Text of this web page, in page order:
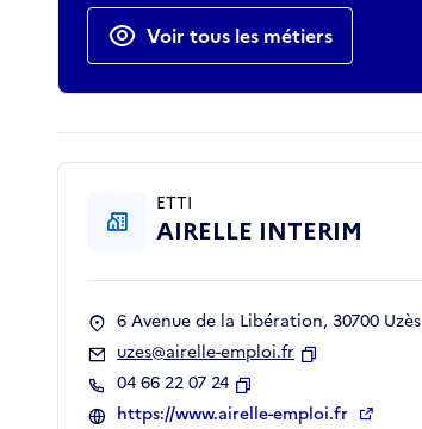
Actions rapides
Voir tous les métiers
ETTI
AIRELLE INTERIM
6 Avenue de la Libération, 30700 Uzès
uzes@airelle-emploi.fr
04 66 22 07 24
Copier
https://www.airelle-emploi.fr